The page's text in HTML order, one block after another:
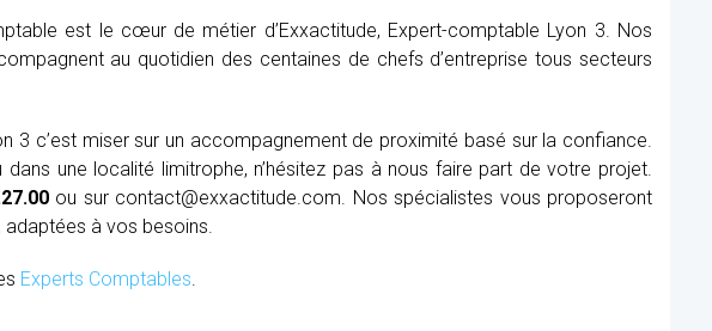
est le cœur de métier d’Exxactitude, Expert-comptable Lyon 3. Nos
au quotidien des centaines de chefs d’entreprise tous secteurs
3 c’est miser sur un accompagnement de proximité basé sur la confiance.
une localité limitrophe, n’hésitez pas à nous faire part de votre projet.
ou sur contact@exxactitude.com. Nos spécialistes vous proposeront
adaptées à vos besoins.
Experts Comptables.